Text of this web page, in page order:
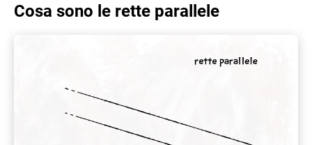
Cosa sono le rette parallele